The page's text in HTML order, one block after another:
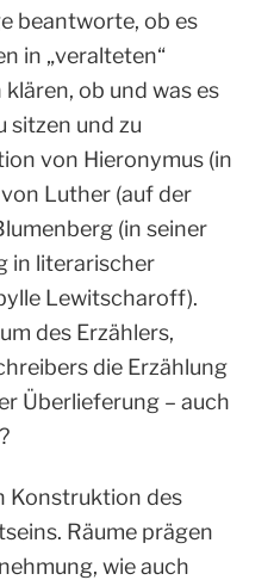
beantworte, ob es
in „veralteten“
ob und was es
sitzen und zu
von Hieronymus (in
Luther (auf der
(in seiner
in literarischer
Lewitscharoff).
des Erzählers,
die Erzählung
Überlieferung – auch
Konstruktion des
Räume prägen
wie auch